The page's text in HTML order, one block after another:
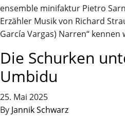
ensemble minifaktur Pietro
Erzähler Musik von Richard
García Vargas) Narren“ kennen
Die Schurken
Umbidu
25. Mai 2025
By Jannik Schwarz